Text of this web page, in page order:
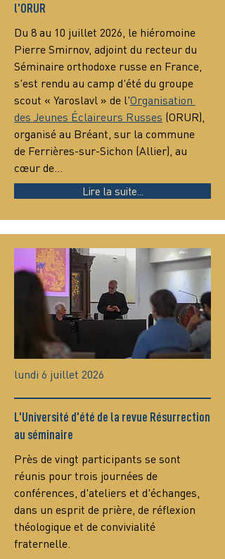
l'ORUR
Du 8 au 10 juillet 2026, le hiéromoine
Pierre Smirnov, adjoint du recteur du
Séminaire orthodoxe russe en France,
s'est rendu au camp d'été du groupe
scout « Yaroslavl » de l'Organisation
des Jeunes Éclaireurs Russes (ORUR),
organisé au Bréant, sur la commune
de Ferrières-sur-Sichon (Allier), au
cœur de…
Lire la suite...
lundi 6 juillet 2026
L'Université d'été de la revue Résurrection
au séminaire
Près de vingt participants se sont
réunis pour trois journées de
conférences, d'ateliers et d'échanges,
dans un esprit de prière, de réflexion
théologique et de convivialité
fraternelle.